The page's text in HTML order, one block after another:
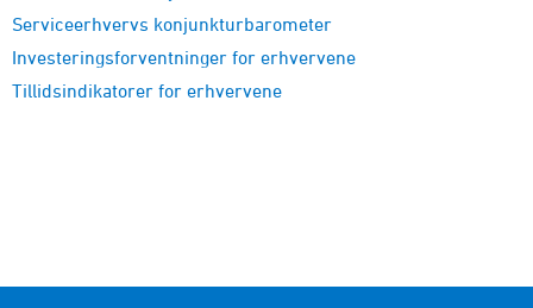
Serviceerhvervs konjunkturbarometer
Investeringsforventninger for erhvervene
Tillidsindikatorer for erhvervene